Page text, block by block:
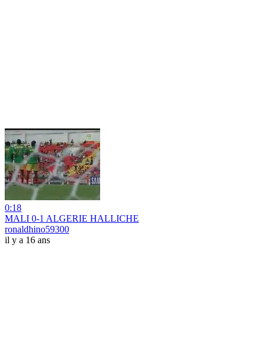
0:18
MALI 0-1 ALGERIE HALLICHE
ronaldhino59300
il y a 16 ans